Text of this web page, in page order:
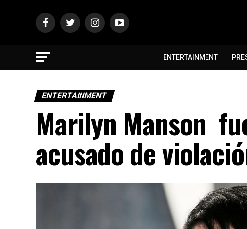
ENTERTAINMENT
ENTERTAINMENT
Marilyn Manson
acusado de